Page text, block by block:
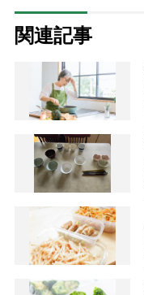
関連記事